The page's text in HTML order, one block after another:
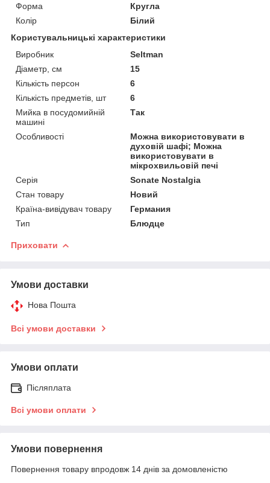
Форма
Кругла
Колір
Білий
Користувальницькі характеристики
Виробник
Seltman
Діаметр, см
15
Кількість персон
6
Кількість предметів, шт
6
Мийка в посудомийній
машині
Так
Особливості
Можна використовувати в
духовій шафі; Можна
використовувати в
мікрохвильовій печі
Серія
Sonate Nostalgia
Стан товару
Новий
Країна-вивідувач товару
Германия
Тип
Блюдце
Приховати
Умови доставки
Нова Пошта
Всі умови доставки
Умови оплати
Післяплата
Всі умови оплати
Умови повернення
Повернення товару впродовж 14 днів за домовленістю